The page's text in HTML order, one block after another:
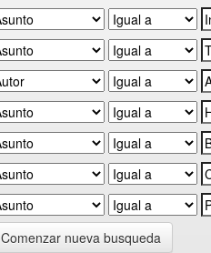
Comenzar nueva busqueda